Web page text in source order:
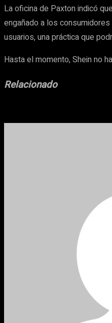
La oficina de Paxton indicó
engañado a los
usuarios, una práctica que
Hasta el momento, Shein no
Relacionado